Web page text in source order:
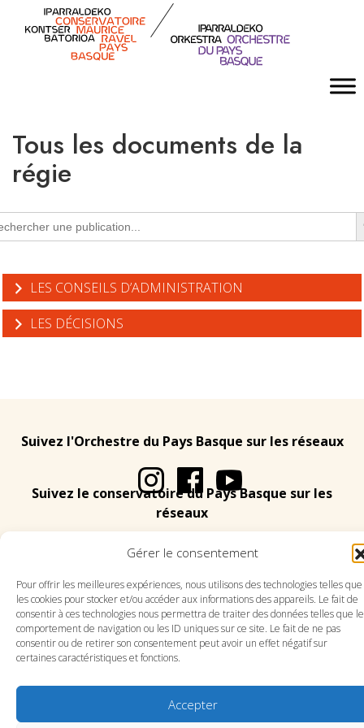
Gérer le consentement
Pour offrir les meilleures expériences, nous utilisons des technologies telles que
les cookies pour stocker et/ou accéder aux informations des appareils. Le fait de
consentir à ces technologies nous permettra de traiter des données telles que le
comportement de navigation ou les ID uniques sur ce site. Le fait de ne pas
consentir ou de retirer son consentement peut avoir un effet négatif sur
certaines caractéristiques et fonctions.
Accepter
Tous les documents de la
régie
LES CONSEILS D’ADMINISTRATION
LES DÉCISIONS
Suivez l'Orchestre du Pays Basque sur les réseaux
Suivez le conservatoire du Pays Basque sur les
réseaux
SITE DE L’ORCHESTRE
SITE DU CONSERVATOIRE
CONTACT
MENTIONS LÉGALES PLAN DU SITE